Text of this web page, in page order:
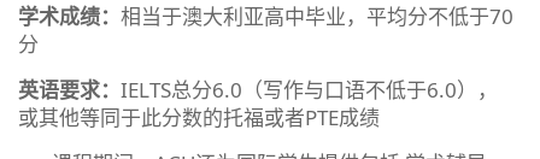
学术成绩： 相当于澳大利亚高中毕业，平均分不低于70
分
英语要求： IELTS总分6.0（写作与口语不低于6.0），
或其他等同于此分数的托福或者PTE成绩